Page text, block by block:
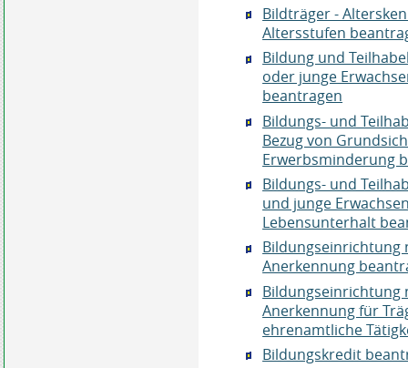
Bildträger -
Altersstufen
Bildung und
oder junge
beantragen
Bildungs- und
Bezug von
Erwerbsminderung
Bildungs- und
und junge
Lebensunterhalt
Bildungseinrichtung
Anerkennung
Bildungseinrichtung
Anerkennung für
ehrenamtliche
Bildungskredit